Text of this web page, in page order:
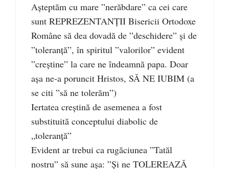
Așteptăm cu mare ”nerăbdare” ca cei care
sunt REPREZENTANȚII Bisericii Ortodoxe
Române să dea dovadă de ”deschidere” și de
”toleranță”, în spiritul ”valorilor” evident
”creștine” la care ne îndeamnă papa. Doar
așa ne-a poruncit Hristos, SĂ NE IUBIM (a
se citi ”să ne tolerăm”)
Iertatea creștină de asemenea a fost
substituită conceptului diabolic de
„toleranță”
Evident ar trebui ca rugăciunea ”Tatăl
nostru” să sune așa: ”Și ne TOLEREAZĂ